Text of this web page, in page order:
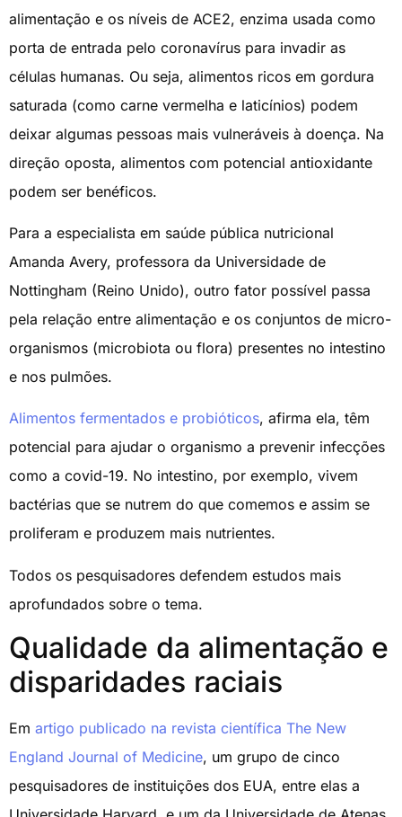
alimentação e os níveis de ACE2, enzima usada como
porta de entrada pelo coronavírus para invadir as
células humanas. Ou seja, alimentos ricos em gordura
saturada (como carne vermelha e laticínios) podem
deixar algumas pessoas mais vulneráveis à doença. Na
direção oposta, alimentos com potencial antioxidante
podem ser benéficos.
Para a especialista em saúde pública nutricional
Amanda Avery, professora da Universidade de
Nottingham (Reino Unido), outro fator possível passa
pela relação entre alimentação e os conjuntos de micro-
organismos (microbiota ou flora) presentes no intestino
e nos pulmões.
Alimentos fermentados e probióticos, afirma ela, têm
potencial para ajudar o organismo a prevenir infecções
como a covid-19. No intestino, por exemplo, vivem
bactérias que se nutrem do que comemos e assim se
proliferam e produzem mais nutrientes.
Todos os pesquisadores defendem estudos mais
aprofundados sobre o tema.
Qualidade da alimentação e
disparidades raciais
Em artigo publicado na revista científica The New
England Journal of Medicine, um grupo de cinco
pesquisadores de instituições dos EUA, entre elas a